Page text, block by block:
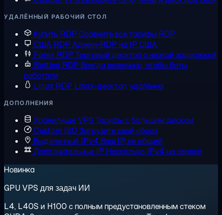
УДАЛЁННЫЙ РАБОЧИЙ СТОЛ
Купить RDP Сравните все тарифы RDP
США RDP Админ-RDP на IP США
Forex RDP Торговый десктоп с низкой задержкой
Botting RDP Всегда включено, чтобы боты
работали
Linux RDP Linux-десктоп, удалённо
ДОПОЛНЕНИЯ
Хранилище VPS Тарифы с большим диском
Custom ISO Загрузите свой образ
Выделенный IPv4 Ваш IP, не общий
Дополнительные IP Несколько IPv4 на сервер
Новинка
GPU VPS для задач ИИ
L4, L40S и H100 с полным предустановленным стеком